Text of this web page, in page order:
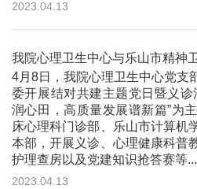
2023.04.13
4月8日，我院心理卫生中心党支
委开展结对共建主题党日暨义诊
润心田，高质量发展谱新篇”为
床心理科门诊部、乐山市计算机
本部，开展义诊、心理健康科普
护理查房以及党建知识抢答赛等...
2023.04.13